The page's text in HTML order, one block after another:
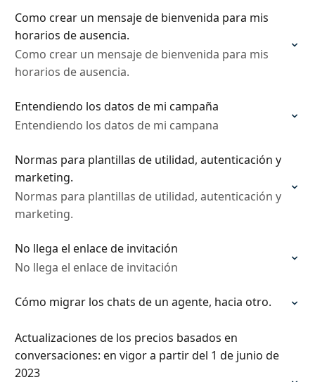
Como crear un mensaje de bienvenida para mis
horarios de ausencia.
Como crear un mensaje de bienvenida para mis
horarios de ausencia.
Entendiendo los datos de mi campaña
Entendiendo los datos de mi campana
Normas para plantillas de utilidad, autenticación y
marketing.
Normas para plantillas de utilidad, autenticación y
marketing.
No llega el enlace de invitación
No llega el enlace de invitación
Cómo migrar los chats de un agente, hacia otro.
Actualizaciones de los precios basados en
conversaciones: en vigor a partir del 1 de junio de
2023